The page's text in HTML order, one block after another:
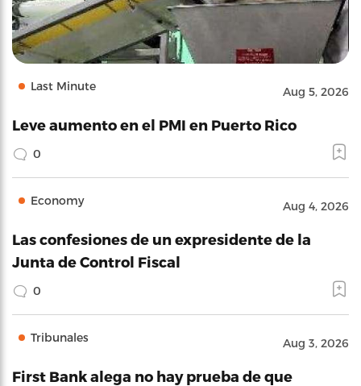
Last Minute Aug 5, 2026
Leve aumento en el PMI en Puerto Rico
0
Economy Aug 4, 2026
Las confesiones de un expresidente de la
Junta de Control Fiscal
0
Tribunales Aug 3, 2026
First Bank alega no hay prueba de que